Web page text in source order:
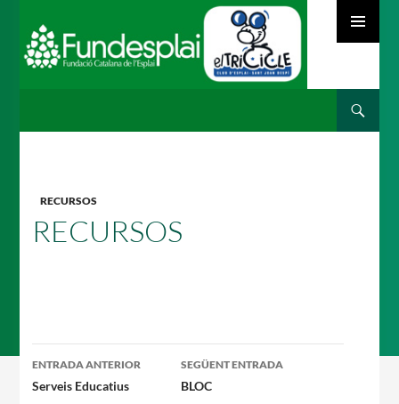
RECURSOS
RECURSOS
Navegació
per
ENTRADA ANTERIOR
Serveis Educatius
SEGÜENT ENTRADA
BLOC
FORMACIÓ